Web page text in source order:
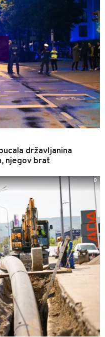
državljanina
njegov brat
0